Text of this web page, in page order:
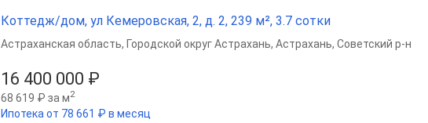
Коттедж/дом, ул Кемеровская, 2, д. 2, 239 м², 3.7 сотки
16 400 000 ₽
68 619 ₽ за м2
Ипотека от 78 661 ₽ в месяц
Астраханская область, Городской округ Астрахань, Астрахань, Советский р-н